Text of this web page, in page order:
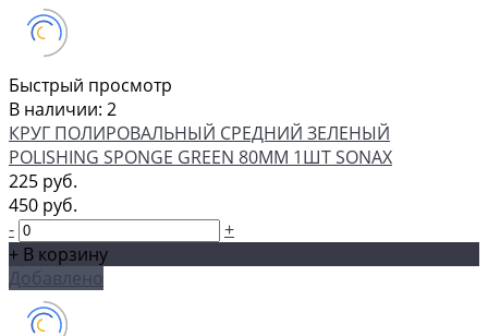
Быстрый просмотр
В наличии: 2
КРУГ ПОЛИРОВАЛЬНЫЙ СРЕДНИЙ ЗЕЛЕНЫЙ
POLISHING SPONGE GREEN 80ММ 1ШТ SONAX
225 руб.
450 руб.
-
+
+ В корзину
Добавлено